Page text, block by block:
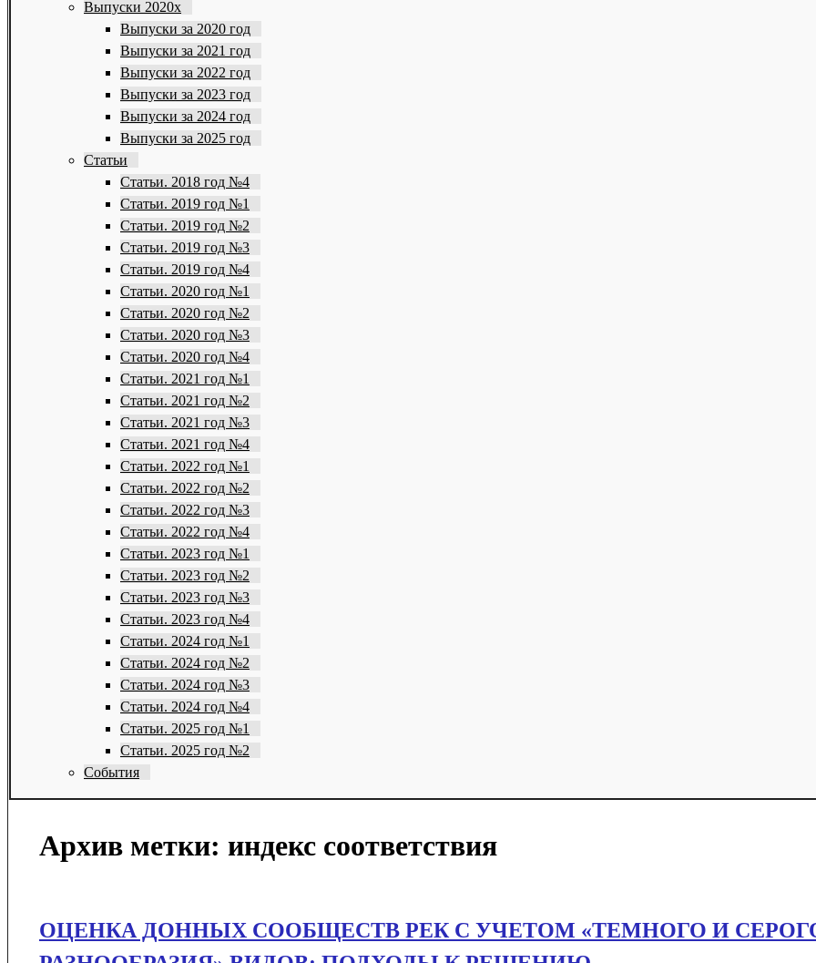
Выпуски 2020х
Выпуски за 2020 год
Выпуски за 2021 год
Выпуски за 2022 год
Выпуски за 2023 год
Выпуски за 2024 год
Выпуски за 2025 год
Статьи
Статьи. 2018 год №4
Статьи. 2019 год №1
Статьи. 2019 год №2
Статьи. 2019 год №3
Статьи. 2019 год №4
Статьи. 2020 год №1
Статьи. 2020 год №2
Статьи. 2020 год №3
Статьи. 2020 год №4
Статьи. 2021 год №1
Статьи. 2021 год №2
Статьи. 2021 год №3
Статьи. 2021 год №4
Статьи. 2022 год №1
Статьи. 2022 год №2
Статьи. 2022 год №3
Статьи. 2022 год №4
Статьи. 2023 год №1
Статьи. 2023 год №2
Статьи. 2023 год №3
Статьи. 2023 год №4
Статьи. 2024 год №1
Статьи. 2024 год №2
Статьи. 2024 год №3
Статьи. 2024 год №4
Статьи. 2025 год №1
Статьи. 2025 год №2
События
Архив метки: индекс соответствия
ОЦЕНКА ДОННЫХ СООБЩЕСТВ РЕК С УЧЕТОМ «ТЕМНОГО И